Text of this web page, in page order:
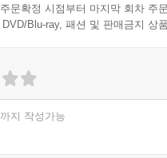
문확정 시점부터 마지막 회차 주
Blu-ray, 패션 및 판매금지 상
지 작성가능